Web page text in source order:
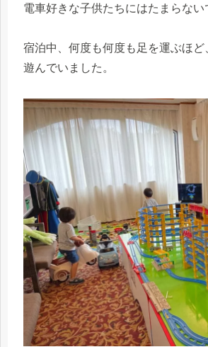
電車好きな子供たちにはたまらない
宿泊中、何度も何度も足を運ぶほど
遊んでいました。